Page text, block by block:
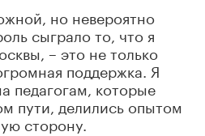
но невероятно
сыграло то, что я
– это не только
поддержка. Я
педагогам, которые
пути, делились опытом
сторону.